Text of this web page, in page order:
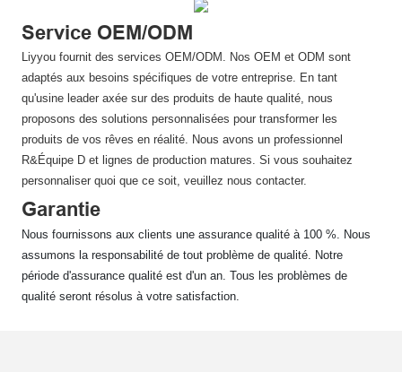
Service OEM/ODM
Liyyou fournit des services OEM/ODM. Nos OEM et ODM sont
adaptés aux besoins spécifiques de votre entreprise. En tant
qu'usine leader axée sur des produits de haute qualité, nous
proposons des solutions personnalisées pour transformer les
produits de vos rêves en réalité. Nous avons un professionnel
R&Équipe D et lignes de production matures. Si vous souhaitez
personnaliser quoi que ce soit, veuillez nous contacter.
Garantie
Nous fournissons aux clients une assurance qualité à 100 %. Nous
assumons la responsabilité de tout problème de qualité. Notre
période d'assurance qualité est d'un an. Tous les problèmes de
qualité seront résolus à votre satisfaction.